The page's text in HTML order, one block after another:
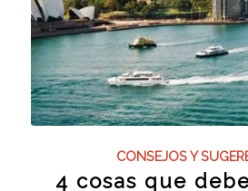
CONSEJOS Y
4 cosas que